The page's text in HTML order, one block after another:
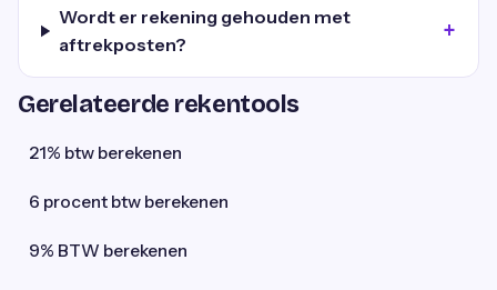
Wordt er rekening gehouden met
aftrekposten?
Gerelateerde rekentools
21% btw berekenen
6 procent btw berekenen
9% BTW berekenen